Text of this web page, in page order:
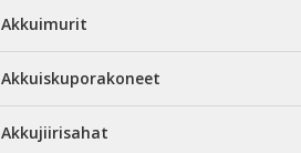
Akkuimurit
Akkuiskuporakoneet
Akkujiirisahat